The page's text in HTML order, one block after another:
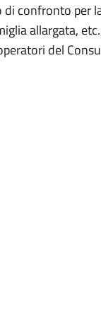
confronto per
allargata,
del